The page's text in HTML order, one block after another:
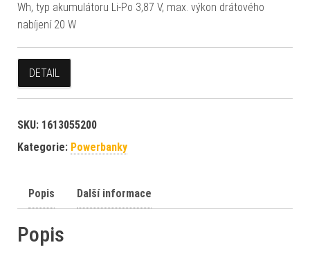
Wh, typ akumulátoru Li-Po 3,87 V, max. výkon drátového
nabíjení 20 W
DETAIL
SKU: 1613055200
Kategorie: Powerbanky
Popis Další informace
Popis